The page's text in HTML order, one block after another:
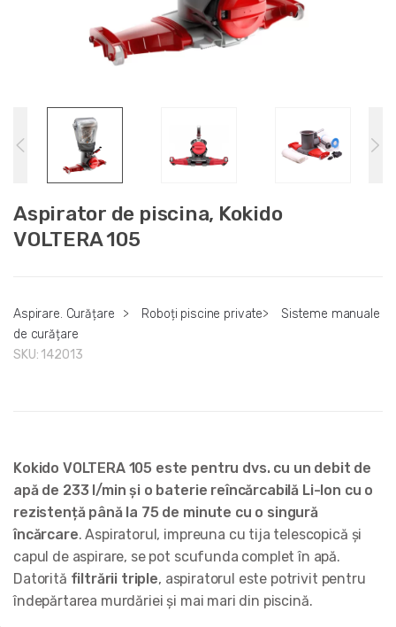
Aspirator de piscina, Kokido
VOLTERA 105
Aspirare. Curățare > Roboți piscine private>
Sisteme manuale
de curățare
SKU: 142013
Kokido VOLTERA 105 este pentru dvs. cu un debit de
apă de 233 l/min și o baterie reîncărcabilă Li-Ion cu o
rezistență până la 75 de minute cu o singură
încărcare. Aspiratorul, impreuna cu tija telescopică și
capul de aspirare, se pot scufunda complet în apă.
Datorită filtrării triple, aspiratorul este potrivit pentru
îndepărtarea murdăriei și mai mari din piscină.